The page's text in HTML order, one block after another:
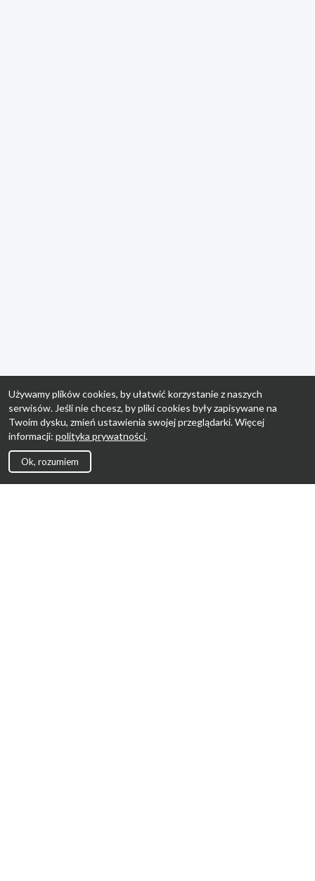
Używamy plików cookies, by ułatwić korzystanie z naszych
serwisów. Jeśli nie chcesz, by pliki cookies były zapisywane na
Twoim dysku, zmień ustawienia swojej przeglądarki. Więcej
informacji: polityka prywatności.
Ok, rozumiem